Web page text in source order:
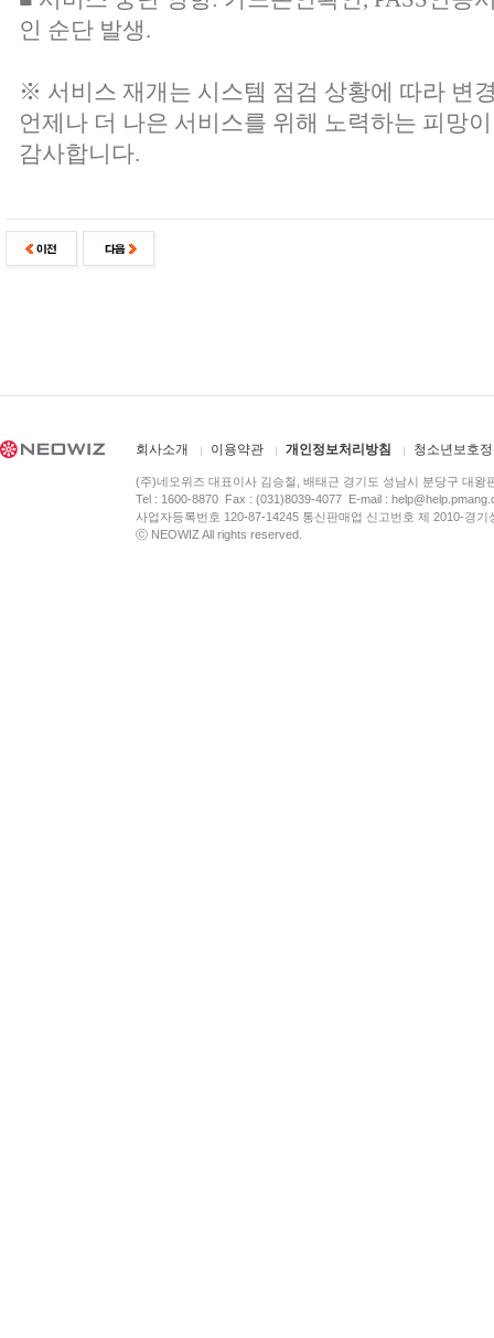
인 순단 발생.
※ 서비스 재개는 시스템 점검 상황에 따라 변
언제나 더 나은 서비스를 위해 노력하는 피망
감사합니다.
회사소개 이용약관 개인정보처리방침 청소년보호
(주)네오위즈 대표이사 김승철, 배태근 경기도 성남시 분당구 대왕
Tel : 1600-8870 Fax : (031)8039-4077 E-mail :
사업자등록번호 120-87-14245 통신판매업 신고번호 제 2010-경
ⓒ NEOWIZ All rights reserved.